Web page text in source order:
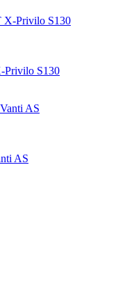
Privilo S130
AS